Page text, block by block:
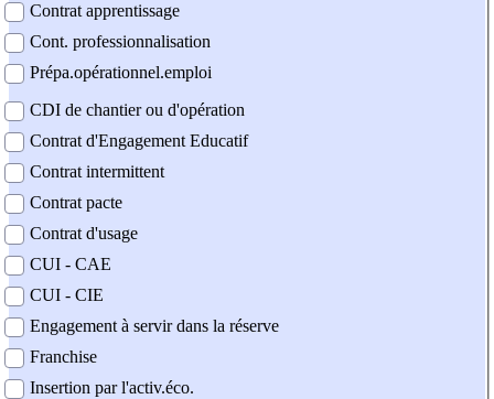
Contrat apprentissage
Cont. professionnalisation
Prépa.opérationnel.emploi
CDI de chantier ou d'opération
Contrat d'Engagement Educatif
Contrat intermittent
Contrat pacte
Contrat d'usage
CUI - CAE
CUI - CIE
Engagement à servir dans la réserve
Franchise
Insertion par l'activ.éco.